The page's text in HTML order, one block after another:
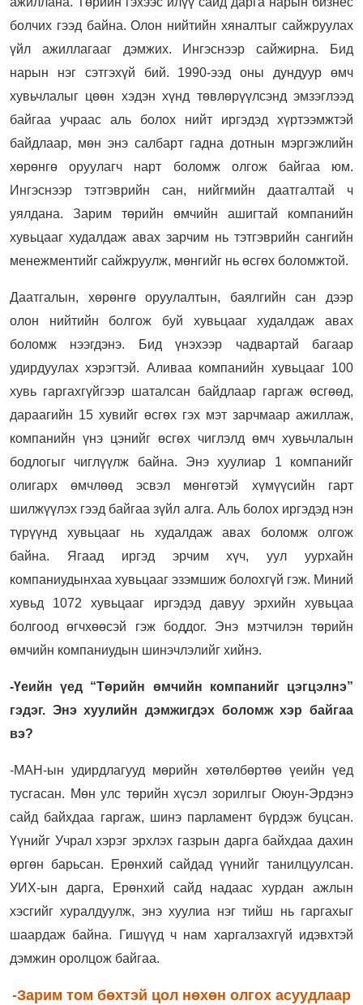
болчих гээд байна. Олон нийтийн хяналтыг сайжруулах
үйл ажиллагааг дэмжих. Ингэснээр сайжирна. Бид
нарын нэг сэтгэхүй бий. 1990-ээд оны дундуур өмч
хувьчлалыг цөөн хэдэн хүнд төвлөрүүлсэнд эмзэглээд
байгаа учраас аль болох нийт иргэдэд хүртээмжтэй
байдлаар, мөн энэ салбарт гадна дотнын мэргэжлийн
хөрөнгө оруулагч нарт боломж олгож байгаа юм.
Ингэснээр тэтгэврийн сан, нийгмийн даатгалтай ч
уялдана. Зарим төрийн өмчийн ашигтай компанийн
хувьцааг худалдаж авах зарчим нь тэтгэврийн сангийн
менежментийг сайжруулж, мөнгийг нь өсгөх боломжтой.
Даатгалын, хөрөнгө оруулалтын, баялгийн сан дээр
олон нийтийн болгож буй хувьцааг худалдаж авах
боломж нээгдэнэ. Бид үнэхээр чадвартай багаар
удирдуулах хэрэгтэй. Аливаа компанийн хувьцааг 100
хувь гаргахгүйгээр шаталсан байдлаар гаргаж өсгөөд,
дараагийн 15 хувийг өсгөх гэх мэт зарчмаар ажиллаж,
компанийн үнэ цэнийг өсгөх чиглэлд өмч хувьчлалын
бодлогыг чиглүүлж байна. Энэ хуулиар 1 компанийг
олигарх өмчлөөд эсвэл мөнгөтэй хүмүүсийн гарт
шилжүүлэх гээд байгаа зүйл алга. Аль болох иргэдэд нэн
түрүүнд хувьцааг нь худалдаж авах боломж олгож
байна. Ягаад иргэд эрчим хүч, уул уурхайн
компаниудынхаа хувьцааг эзэмшиж болохгүй гэж. Миний
хувьд 1072 хувьцааг иргэдэд давуу эрхийн хувьцаа
болгоод өгчхөөсэй гэж боддог. Энэ мэтчилэн төрийн
өмчийн компаниудын шинэчлэлийг хийнэ.
-Үеийн үед “Төрийн өмчийн компанийг цэгцэлнэ”
гэдэг. Энэ хуулийн дэмжигдэх боломж хэр байгаа
вэ?
-МАН-ын удирдлагууд мөрийн хөтөлбөртөө үеийн үед
тусгасан. Мөн улс төрийн хүсэл зорилгыг Оюун-Эрдэнэ
сайд байхдаа гаргаж, шинэ парламент бүрдэж буцсан.
Үүнийг Учрал хэрэг эрхлэх газрын дарга байхдаа дахин
өргөн барьсан. Ерөнхий сайдад үүнийг танилцуулсан.
УИХ-ын дарга, Ерөнхий сайд надаас хурдан ажлын
хэсгийг хуралдуулж, энэ хуулиа нэг тийш нь гаргахыг
шаардаж байна. Гишүүд ч нам харгалзахгүй идэвхтэй
дэмжин оролцож байгаа.
-Зарим том бөхтэй цол нөхөн олгох асуудлаар